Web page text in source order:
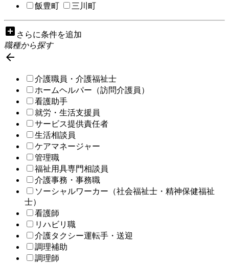
飯豊町
三川町
add_box さらに条件を追加
職種から探す

介護職員・介護福祉士
ホームヘルパー（訪問介護員）
看護助手
就労・生活支援員
サービス提供責任者
生活相談員
ケアマネージャー
管理職
福祉用具専門相談員
介護事務・事務職
ソーシャルワーカー（社会福祉士・精神保健福祉
士）
看護師
リハビリ職
介護タクシー運転手・送迎
調理補助
調理師